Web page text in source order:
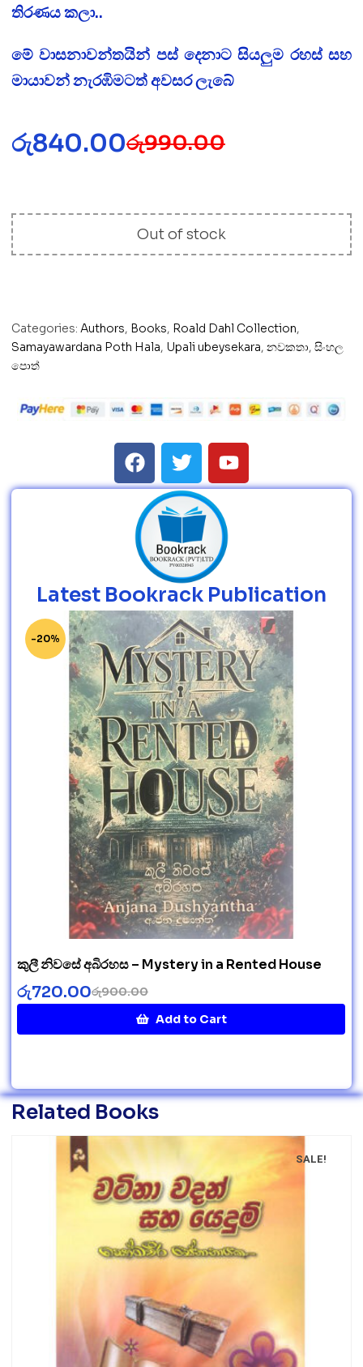
තිරණය කලා..
මේ වාසනාවන්තයින් පස් දෙනාට සියලුම රහස් සහ
මායාවන් නැරඹිමටත් අවසර ලැබේ
රු990.00
රු840.00
Out of stock
Categories: Authors, Books, Roald Dahl Collection,
Samayawardana Poth Hala, Upali ubeysekara, නවකතා, සිංහල
පොත්
Latest Bookrack Publication
-20%
කුලී නිවසේ අබිරහස – Mystery in a Rented House
රු900.00
රු720.00
Add to Cart
Related Books
SALE!